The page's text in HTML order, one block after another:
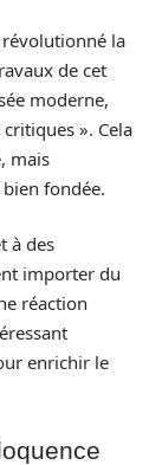
la
de cet
moderne,
». Cela
mais
fondée.
à des
importer du
réaction
enrichir le